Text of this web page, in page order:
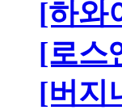
[하와
[로스
[버지